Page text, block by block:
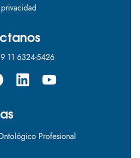
11 6324-5426
Profesional